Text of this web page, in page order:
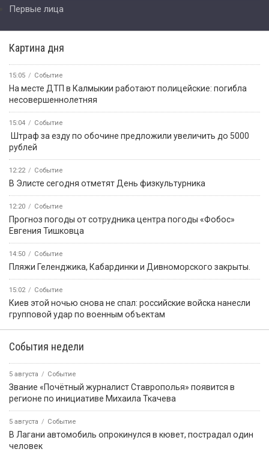
Первые лица
Картина дня
15:05 Событие
На месте ДТП в Калмыкии работают полицейские: погибла
несовершеннолетняя
15:04 Событие
️ Штраф за езду по обочине предложили увеличить до 5000
рублей
12:22 Событие
В Элисте сегодня отметят День физкультурника
12:20 Событие
Прогноз погоды от сотрудника центра погоды «Фобос»
Евгения Тишковца
14:50 Событие
️Пляжи Геленджика, Кабардинки и Дивноморского закрыты.
15:02 Событие
Киев этой ночью снова не спал: российские войска нанесли
групповой удар по военным объектам
События недели
5 августа Событие
Звание «Почётный журналист Ставрополья» появится в
регионе по инициативе Михаила Ткачева
5 августа Событие
В Лагани автомобиль опрокинулся в кювет, пострадал один
человек